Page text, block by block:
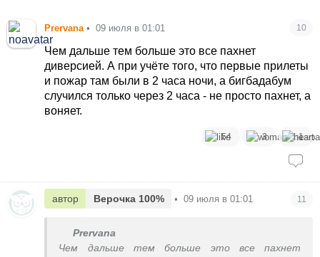
Prervana • 09 июля в 01:01 10
Чем дальше тем больше это все пахнет
диверсией. А при учёте того, что первые прилеты
и пожар там были в 2 часа ночи, а бигбадабум
случился только через 2 часа - не просто пахнет, а
воняет.
54 3 1
автор Верочка 100% • 09 июля в 01:01 11
Prervana
Чем дальше тем больше это все пахнет